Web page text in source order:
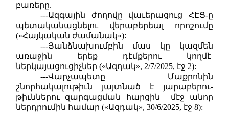
բառերը.
---Ազգային ժողովը վաւերացուց ՀԷՑ-ը
պետականացնելու վերաբերեալ որոշումը
(«Հայկական ժամանակ»):
---Յանձնախումբին մաս կը կազմեն
առաջին երեք դէմքերու կողմէ
ներկայացուցիչներ («Ազդակ», 2/7/2025, էջ 2):
---Վարչապետը  Մաքրոնին
շնորհակալութիւն յայտնած է յարաբերու-
թիւններու զարգացման հարցին  մէջ անոր
ներդրումին համար («Ազդակ», 30/6/2025, էջ 8):